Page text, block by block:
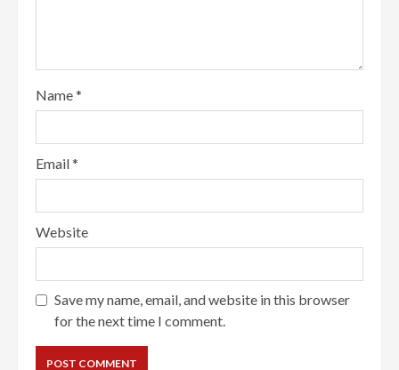
Name*
Email*
Website
Save my name, email, and website in this browser
for the next time I comment.